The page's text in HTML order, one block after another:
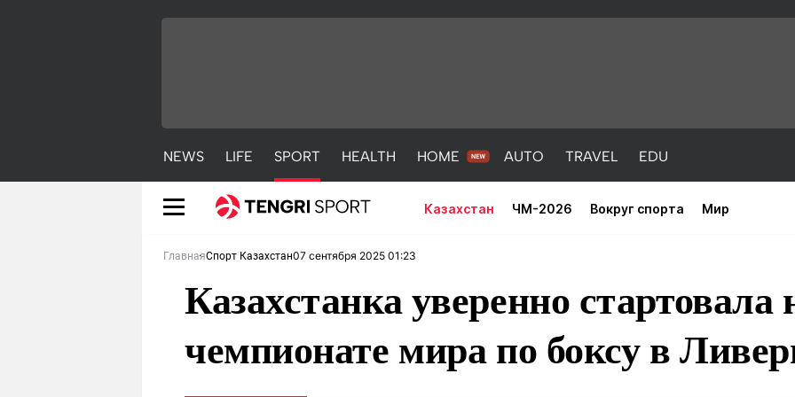
NEWS LIFE SPORT HEALTH HOME AUTO TRAVEL EDU
Казахстан ЧМ-2026 Вокруг спорта Мир
HEALTH
ГлавнаяСпорт Казахстан07 сентября 2025 01:23
Казахстанка уверенно стартовала
чемпионате мира по боксу в